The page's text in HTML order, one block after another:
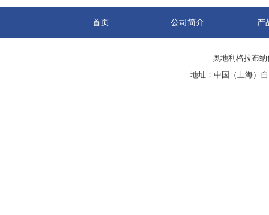
首页 公司简介 产
奥地利格拉布
地址：中国（上海）